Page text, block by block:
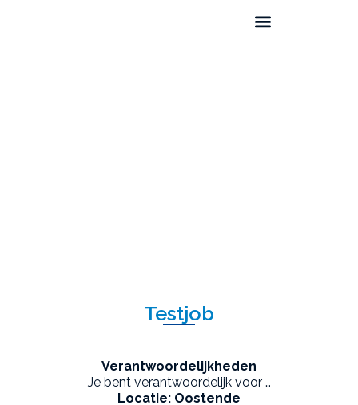
Testjob
Verantwoordelijkheden
Je bent verantwoordelijk voor …
Locatie: Oostende